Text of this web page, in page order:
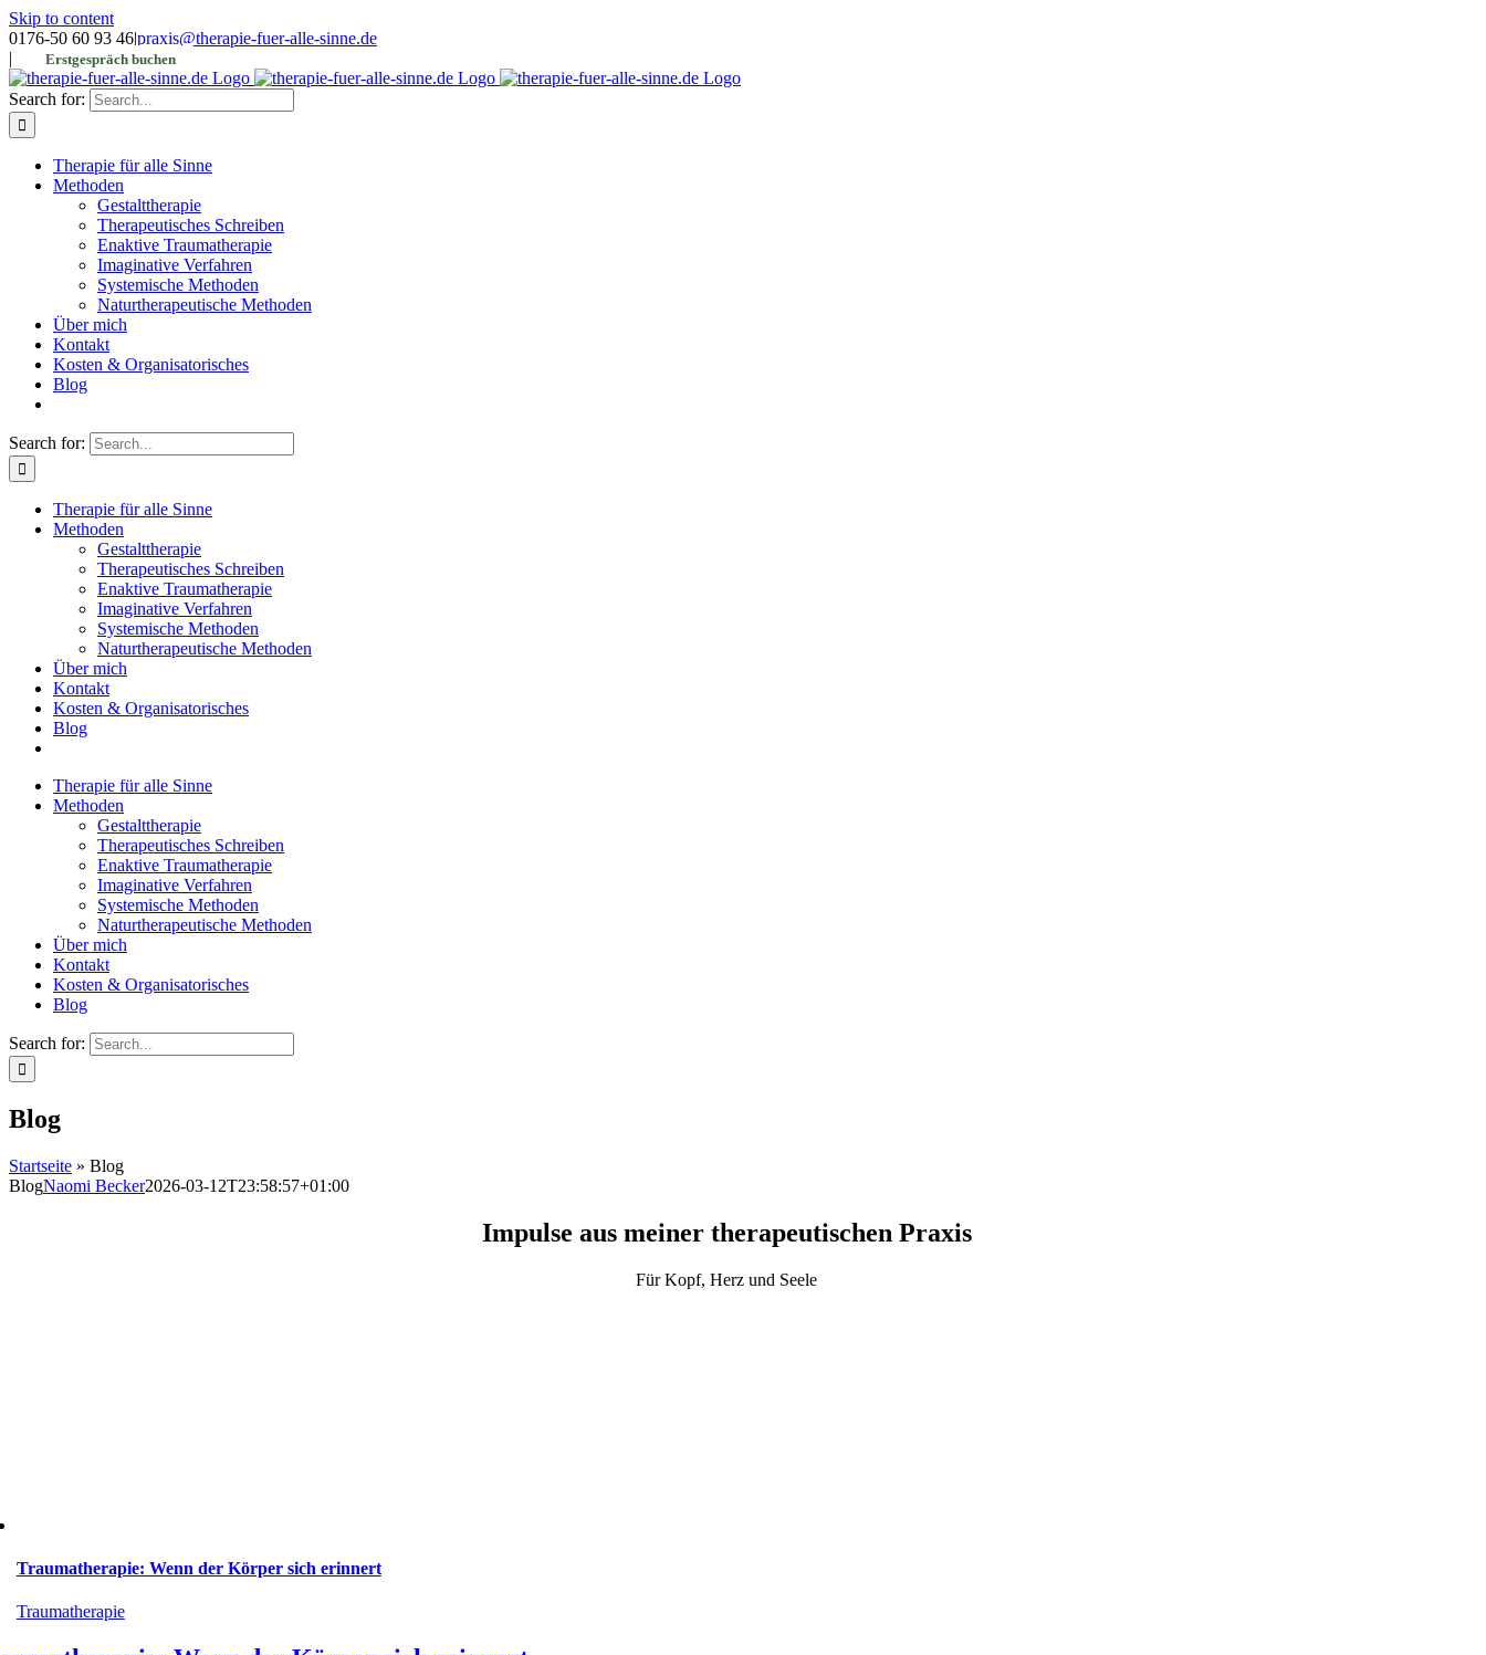
Skip to content
0176-50 60 93 46|praxis@therapie-fuer-alle-sinne.de
|
Erstgespräch buchen
Search for:
Therapie für alle Sinne
Methoden
Gestalttherapie
Therapeutisches Schreiben
Enaktive Traumatherapie
Imaginative Verfahren
Systemische Methoden
Naturtherapeutische Methoden
Über mich
Kontakt
Kosten & Organisatorisches
Blog
Search for:
Therapie für alle Sinne
Methoden
Gestalttherapie
Therapeutisches Schreiben
Enaktive Traumatherapie
Imaginative Verfahren
Systemische Methoden
Naturtherapeutische Methoden
Über mich
Kontakt
Kosten & Organisatorisches
Blog
Therapie für alle Sinne
Methoden
Gestalttherapie
Therapeutisches Schreiben
Enaktive Traumatherapie
Imaginative Verfahren
Systemische Methoden
Naturtherapeutische Methoden
Über mich
Kontakt
Kosten & Organisatorisches
Blog
Search for:
Blog
Startseite » Blog
BlogNaomi Becker2026-03-12T23:58:57+01:00
Impulse aus meiner therapeutischen Praxis
Für Kopf, Herz und Seele
Traumatherapie: Wenn der Körper sich erinnert
Traumatherapie